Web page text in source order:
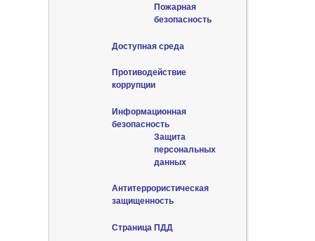
Пожарная
безопасность
Доступная среда
Противодействие
коррупции
Информационная
безопасность
Защита
персональных
данных
Антитеррористическая
защищенность
Страница ПДД